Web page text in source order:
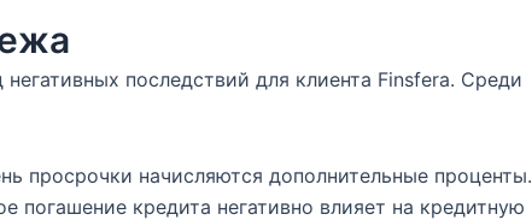
последствий для клиента Finsfera. Среди
просрочки начисляются дополнительные проценты.
погашение кредита негативно влияет на кредитную